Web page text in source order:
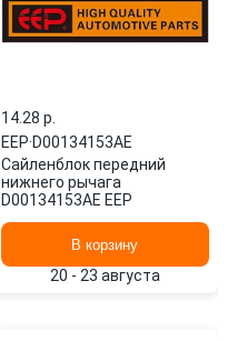
14.28 p.
EEP·D00134153AE
Сайленблок передний
нижнего рычага
D00134153AE EEP
В корзину
20 - 23 августа